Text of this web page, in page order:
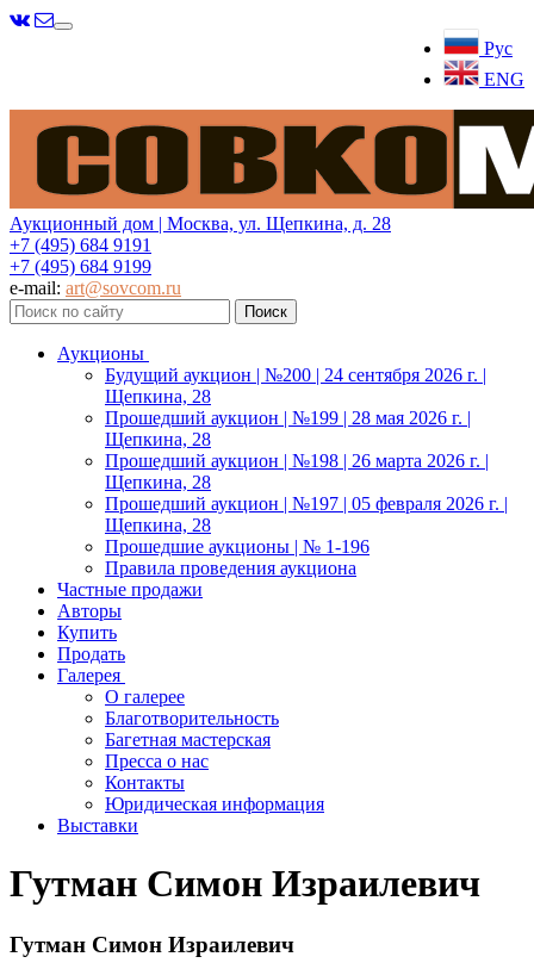
Рус
ENG
Меню
Аукционный дом | Москва, ул. Щепкина, д. 28
+7 (495) 684 9191
+7 (495) 684 9199
e-mail: art@sovcom.ru
Аукционы
Будущий аукцион | №200 | 24 сентября 2026 г. |
Щепкина, 28
Прошедший аукцион | №199 | 28 мая 2026 г. |
Щепкина, 28
Прошедший аукцион | №198 | 26 марта 2026 г. |
Щепкина, 28
Прошедший аукцион | №197 | 05 февраля 2026 г. |
Щепкина, 28
Прошедшие аукционы | № 1-196
Правила проведения аукциона
Частные продажи
Авторы
Купить
Продать
Галерея
О галерее
Благотворительность
Багетная мастерская
Пресса о нас
Контакты
Юридическая информация
Выставки
Гутман Симон Израилевич
Гутман Симон Израилевич